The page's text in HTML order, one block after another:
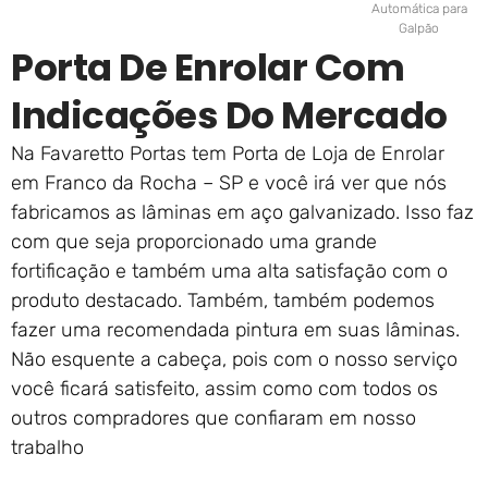
Automática para
Galpão
Porta De Enrolar Com
Indicações Do Mercado
Na Favaretto Portas tem Porta de Loja de Enrolar
em Franco da Rocha – SP e você irá ver que nós
fabricamos as lâminas em aço galvanizado. Isso faz
com que seja proporcionado uma grande
fortificação e também uma alta satisfação com o
produto destacado. Também, também podemos
fazer uma recomendada pintura em suas lâminas.
Não esquente a cabeça, pois com o nosso serviço
você ficará satisfeito, assim como com todos os
outros compradores que confiaram em nosso
trabalho